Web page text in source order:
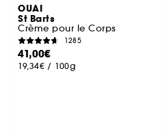
OUAI
St Barts
Crème pour le Corps
1285
41,00€
19,34€ / 100g